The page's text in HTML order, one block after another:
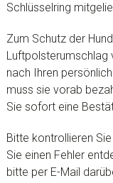
Schlüsselring
Zum Schutz der
Luftpolsterumschlag
nach Ihren
muss sie vorab
Sie sofort eine
Bitte kontrollieren
Sie einen Fehler
bitte per E-Mail